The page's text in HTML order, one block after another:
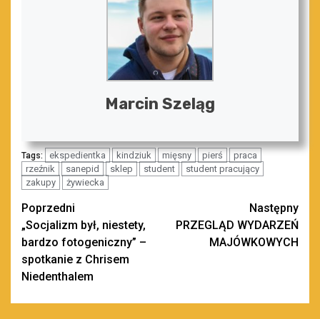
Marcin Szeląg
Tags: ekspedientka kindziuk mięsny pierś
praca
rzeźnik
sanepid sklep student
student pracujący
zakupy
żywiecka
Zobacz
wpisy
Poprzedni
„Socjalizm był, niestety,
bardzo fotogeniczny” –
spotkanie z Chrisem
Niedenthalem
Następny
PRZEGLĄD WYDARZEŃ
MAJÓWKOWYCH